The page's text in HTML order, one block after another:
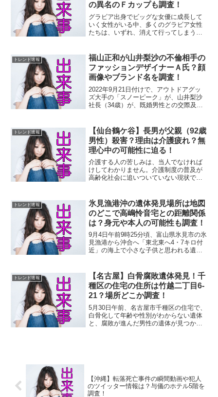
の異名のＦカップも調査！
グラビア出身でビッグな女優に成長して
いく女性がいる中、多くのグラビア女性
たちは、いずれ、消えて行ってしまう厳
美ボディ女子が参戦しました。ヤフーニ
ュースによると、サイバー...
トレンド速報
福山正和が山井梨沙の不倫相手の
ファッションデザイナーＡ氏？顔
画像やブランド名を調査！
2022年9月21日付けで、アウトドアグッ
ズ大手の「スノーピーク」が、山井梨沙
社長（34歳）が、既婚男性との交際及び
のお相手（不倫相手）が、業界では名の
知れたストリート...
トレンド速報
【仙台鶴ケ谷】長男が父親（92歳
男性）殺害？理由は介護疲れ？無
理心中の可能性に迫る！
介護する人の苦しみは、当人でなければ
けしてわかりません。介護制度の普及が
高齢化社会に追いついていない現状です
城野区鶴ケ谷の無職庄司孝さん（92歳）
が自宅で倒れているのを...
トレンド速報
氷見漁港沖の遺体発見場所は地図
のどこで高嶋怜音宅との距離関係
は？身元や本人の可能性も調査！
9月4日午前9時25分頃、富山県氷見市の氷
見漁港から沖合へ「東北東へ4・7キロ付
近」の海上で小さな子供と思われる遺体
行方不明となっている、高岡市立野の高
嶋怜音ちゃん...
トレンド速報
【名古屋】白骨腐敗遺体発見！千
種区の住宅の住所は竹越二丁目6-
21？場所どこか調査！
5月30日午前、名古屋市千種区の住宅で、
白骨化して年齢や性別がわからない遺体
と、腐敗が進んだ男性の遺体が見つかり
【沖縄】転落死亡事件の瞬間動画や犯人
のツイッター情報は？与儀のホテル5階を
調査！